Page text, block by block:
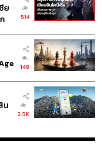
ย
514
149
น
2.5K